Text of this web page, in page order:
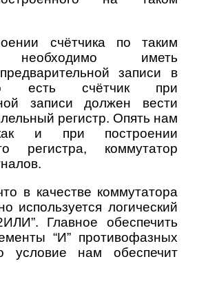
счётчика по таким
необходимо иметь
записи в
есть счётчик при
записи должен вести
регистр. Опять нам
и при построении
регистра, коммутатор
в качестве коммутатора
используется логический
Главное обеспечить
“И” противофазных
условие нам обеспечит